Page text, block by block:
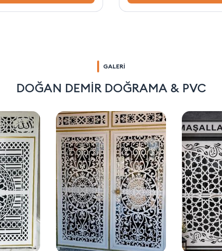
GALERİ
DOĞAN DEMİR DOĞRAMA & PVC